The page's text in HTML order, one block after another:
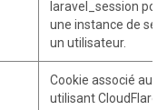
laravel_session
une instance de
un utilisateur.
Cookie associé aux
utilisant CloudFlare,